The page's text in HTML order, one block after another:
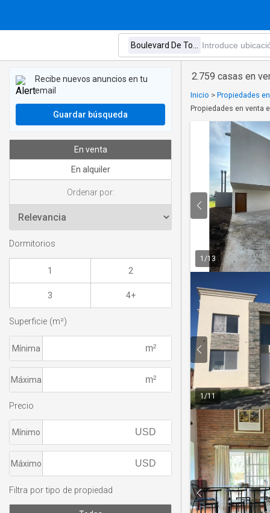
2.759 casas en
Inicio > Propiedades
Propiedades en venta
1 /13
1 /11
Recibe nuevos anuncios en tu
email
Guardar búsqueda
En venta
En alquiler
Ordenar por:
Dormitorios
1 2
3 4+
Superficie (m²)
Mínima
Máxima
Precio
Mínimo
Máximo
Filtra por tipo de propiedad